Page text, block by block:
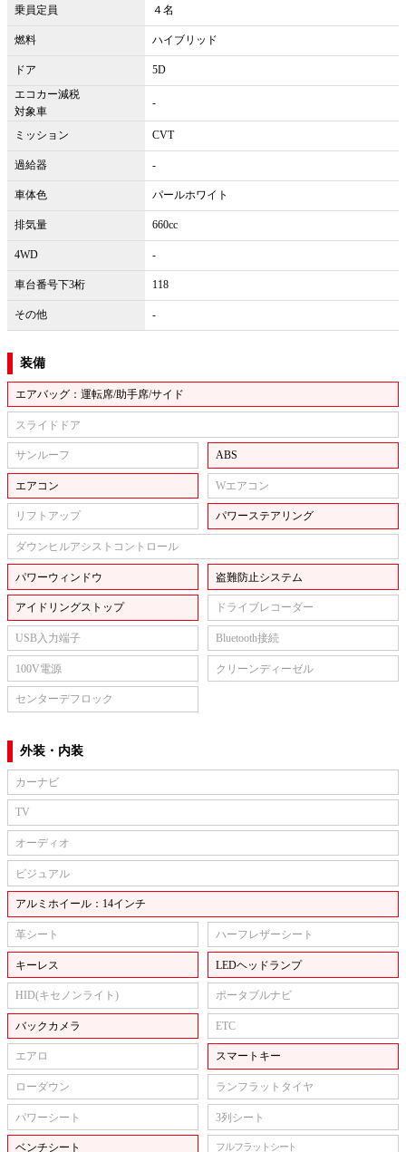
乗員定員 ４名
燃料 ハイブリッド
ドア
5D
エコカー減税
対象車
-
ミッション CVT
過給器 -
車体色 パールホワイト
排気量 660cc
4WD -
車台番号下3桁 118
その他 -
装備
エアバッグ：運転席/助手席/サイド
スライドドア
サンルーフ ABS
エアコン Wエアコン
リフトアップ パワーステアリング
ダウンヒルアシストコントロール
パワーウィンドウ 盗難防止システム
アイドリングストップ ドライブレコーダー
USB入力端子 Bluetooth接続
100V電源 クリーンディーゼル
センターデフロック
外装・内装
カーナビ
TV
オーディオ
ビジュアル
アルミホイール：14インチ
革シート ハーフレザーシート
キーレス LEDヘッドランプ
HID(キセノンライト) ポータブルナビ
バックカメラ ETC
エアロ スマートキー
ローダウン ランフラットタイヤ
パワーシート 3列シート
ベンチシート フルフラットシート